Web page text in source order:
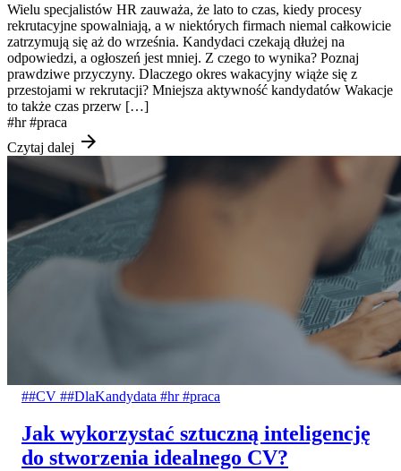
Wielu specjalistów HR zauważa, że lato to czas, kiedy procesy
rekrutacyjne spowalniają, a w niektórych firmach niemal całkowicie
zatrzymują się aż do września. Kandydaci czekają dłużej na
odpowiedzi, a ogłoszeń jest mniej. Z czego to wynika? Poznaj
prawdziwe przyczyny. Dlaczego okres wakacyjny wiąże się z
przestojami w rekrutacji? Mniejsza aktywność kandydatów Wakacje
to także czas przerw […]
#hr #praca
Czytaj dalej arrow_forward
##CV ##DlaKandydata #hr #praca
Jak wykorzystać sztuczną inteligencję
do stworzenia idealnego CV?